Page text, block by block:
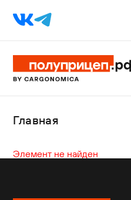
Главная
Элемент не найден